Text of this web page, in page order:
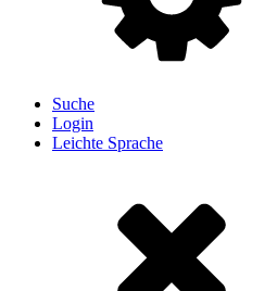
Suche
Login
Leichte Sprache